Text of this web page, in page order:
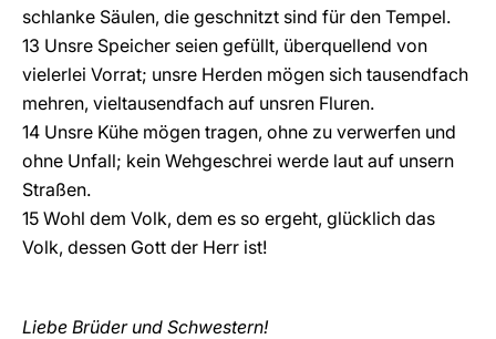
schlanke Säulen, die geschnitzt sind für den Tempel.
13 Unsre Speicher seien gefüllt, überquellend von
vielerlei Vorrat; unsre Herden mögen sich tausendfach
mehren, vieltausendfach auf unsren Fluren.
14 Unsre Kühe mögen tragen, ohne zu verwerfen und
ohne Unfall; kein Wehgeschrei werde laut auf unsern
Straßen.
15 Wohl dem Volk, dem es so ergeht, glücklich das
Volk, dessen Gott der Herr ist!
Liebe Brüder und Schwestern!